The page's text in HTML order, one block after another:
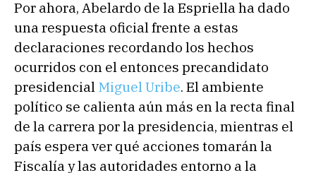
Por ahora, Abelardo de la Espriella ha dado
una respuesta oficial frente a estas
declaraciones recordando los hechos
ocurridos con el entonces precandidato
presidencial Miguel Uribe. El ambiente
político se calienta aún más en la recta final
de la carrera por la presidencia, mientras el
país espera ver qué acciones tomarán la
Fiscalía y las autoridades entorno a la